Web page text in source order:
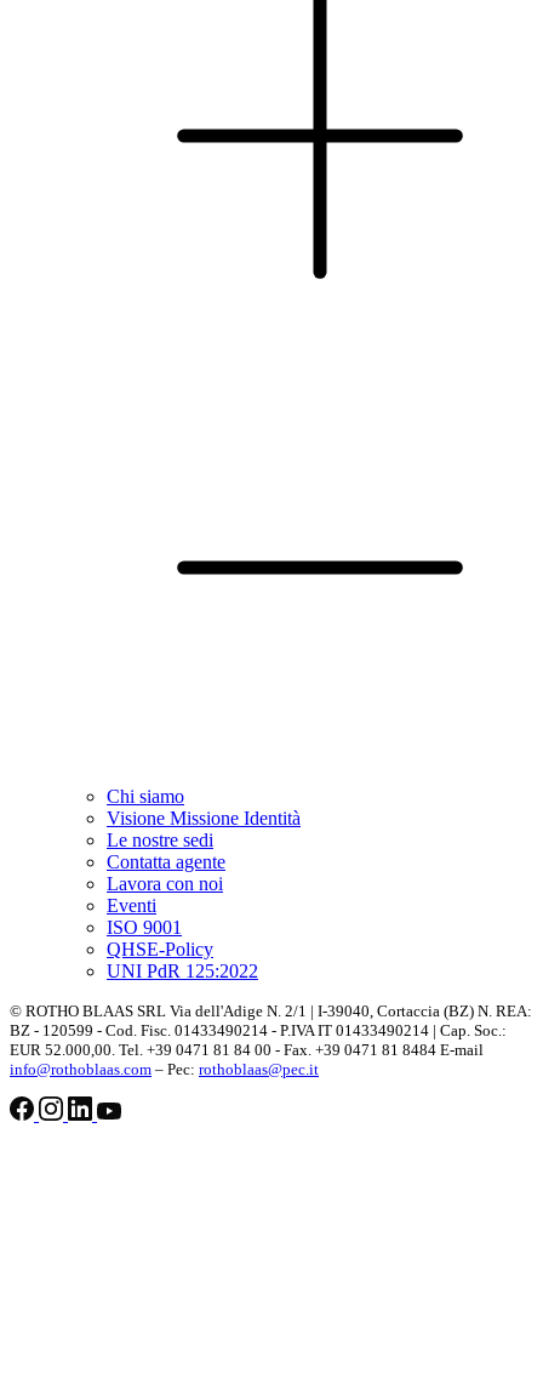
Chi siamo
Visione Missione Identità
Le nostre sedi
Contatta agente
Lavora con noi
Eventi
ISO 9001
QHSE-Policy
UNI PdR 125:2022
© ROTHO BLAAS SRL Via dell'Adige N. 2/1 | I-39040, Cortaccia (BZ) N. REA:
BZ - 120599 - Cod. Fisc. 01433490214 - P.IVA IT 01433490214 | Cap. Soc.:
EUR 52.000,00. Tel. +39 0471 81 84 00 - Fax. +39 0471 81 8484 E-mail
info@rothoblaas.com – Pec: rothoblaas@pec.it